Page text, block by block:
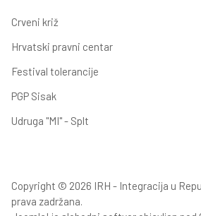
Crveni križ
Hrvatski pravni centar
Festival tolerancije
PGP Sisak
Udruga "MI" - Splt
Copyright © 2026 IRH - Integracija u
prava zadržana.